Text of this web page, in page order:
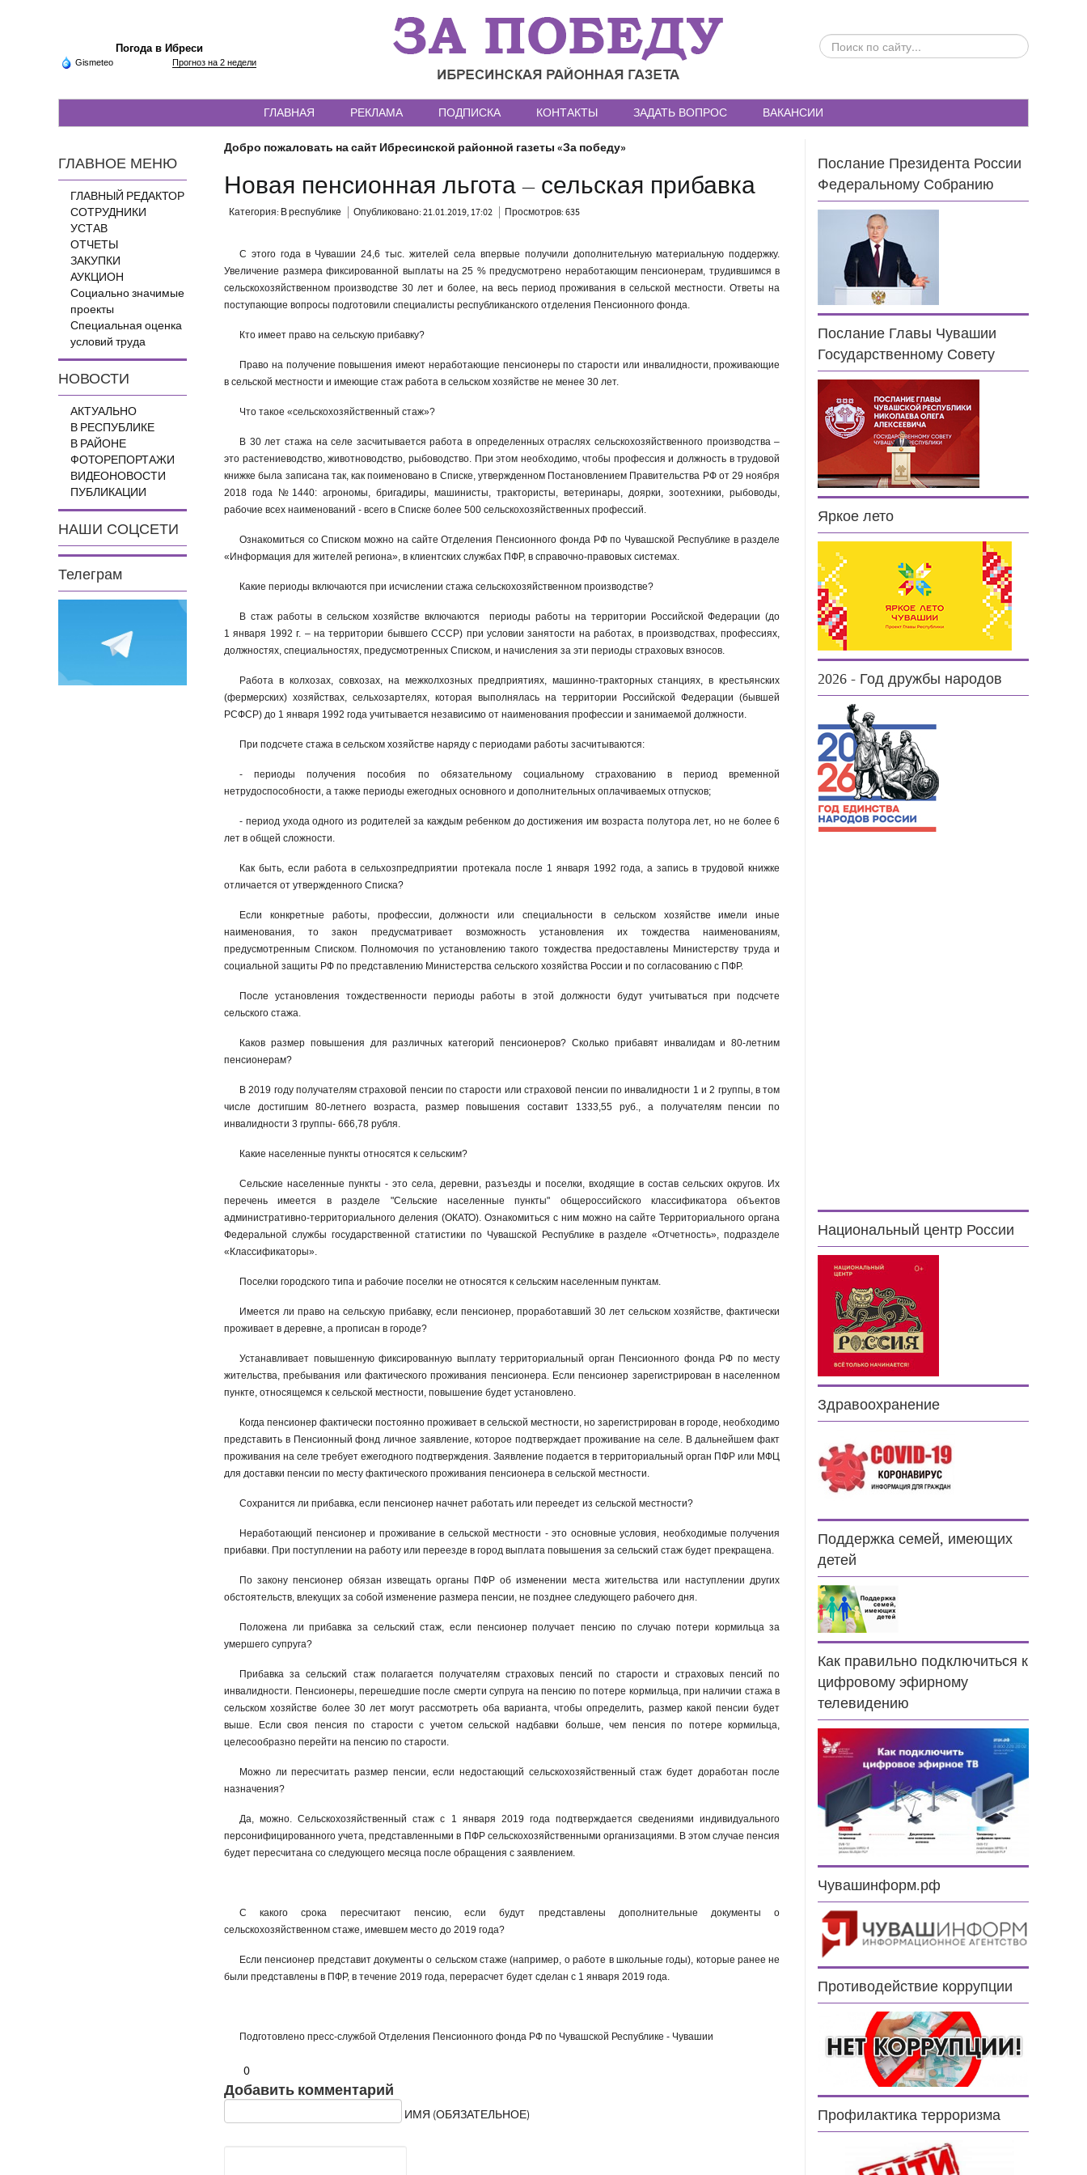
Погода в Ибреси
Gismeteo Прогноз на 2 недели
ПОИСК
ПО
ГЛАВНАЯ РЕКЛАМА ПОДПИСКА КОНТАКТЫ ЗАДАТЬ ВОПРОС ВАКАНСИИ
ГЛАВНОЕ МЕНЮ
ГЛАВНЫЙ РЕДАКТОР
СОТРУДНИКИ
УСТАВ
ОТЧЕТЫ
ЗАКУПКИ
АУКЦИОН
Социально значимые
проекты
Специальная оценка
условий труда
НОВОСТИ
АКТУАЛЬНО
В РЕСПУБЛИКЕ
В РАЙОНЕ
ФОТОРЕПОРТАЖИ
ВИДЕОНОВОСТИ
ПУБЛИКАЦИИ
НАШИ СОЦСЕТИ
Телеграм
Добро пожаловать на сайт Ибресинской районной газеты «За победу»
Новая пенсионная льгота – сельская прибавка
Категория: В республике Опубликовано: 21.01.2019, 17:02 Просмотров: 635
С этого года в Чувашии 24,6 тыс. жителей села впервые получили дополнительную материальную поддержку.
Увеличение размера фиксированной выплаты на 25 % предусмотрено неработающим пенсионерам, трудившимся в
сельскохозяйственном производстве 30 лет и более, на весь период проживания в сельской местности. Ответы на
поступающие вопросы подготовили специалисты республиканского отделения Пенсионного фонда.
Кто имеет право на сельскую прибавку?
Право на получение повышения имеют неработающие пенсионеры по старости или инвалидности, проживающие
в сельской местности и имеющие стаж работа в сельском хозяйстве не менее 30 лет.
Что такое «сельскохозяйственный стаж»?
В 30 лет стажа на селе засчитывается работа в определенных отраслях сельскохозяйственного производства –
это растениеводство, животноводство, рыбоводство. При этом необходимо, чтобы профессия и должность в трудовой
книжке была записана так, как поименовано в Списке, утвержденном Постановлением Правительства РФ от 29 ноября
2018 года №1440: агрономы, бригадиры, машинисты, трактористы, ветеринары, доярки, зоотехники, рыбоводы,
рабочие всех наименований - всего в Списке более 500 сельскохозяйственных профессий.
Ознакомиться со Списком можно на сайте Отделения Пенсионного фонда РФ по Чувашской Республике в разделе
«Информация для жителей региона», в клиентских службах ПФР, в справочно-правовых системах.
Какие периоды включаются при исчислении стажа сельскохозяйственном производстве?
В стаж работы в сельском хозяйстве включаются периоды работы на территории Российской Федерации (до
1 января 1992 г. – на территории бывшего СССР) при условии занятости на работах, в производствах, профессиях,
должностях, специальностях, предусмотренных Списком, и начисления за эти периоды страховых взносов.
Работа в колхозах, совхозах, на межколхозных предприятиях, машинно-тракторных станциях, в крестьянских
(фермерских) хозяйствах, сельхозартелях, которая выполнялась на территории Российской Федерации (бывшей
РСФСР) до 1 января 1992 года учитывается независимо от наименования профессии и занимаемой должности.
При подсчете стажа в сельском хозяйстве наряду с периодами работы засчитываются:
- периоды получения пособия по обязательному социальному страхованию в период временной
нетрудоспособности, а также периоды ежегодных основного и дополнительных оплачиваемых отпусков;
- период ухода одного из родителей за каждым ребенком до достижения им возраста полутора лет, но не более 6
лет в общей сложности.
Как быть, если работа в сельхозпредприятии протекала после 1 января 1992 года, а запись в трудовой книжке
отличается от утвержденного Списка?
Если конкретные работы, профессии, должности или специальности в сельском хозяйстве имели иные
наименования, то закон предусматривает возможность установления их тождества наименованиям,
предусмотренным Списком. Полномочия по установлению такого тождества предоставлены Министерству труда и
социальной защиты РФ по представлению Министерства сельского хозяйства России и по согласованию с ПФР.
После установления тождественности периоды работы в этой должности будут учитываться при подсчете
сельского стажа.
Каков размер повышения для различных категорий пенсионеров? Сколько прибавят инвалидам и 80-летним
пенсионерам?
В 2019 году получателям страховой пенсии по старости или страховой пенсии по инвалидности 1 и 2 группы, в том
числе достигшим 80-летнего возраста, размер повышения составит 1333,55 руб., а получателям пенсии по
инвалидности 3 группы- 666,78 рубля.
Какие населенные пункты относятся к сельским?
Сельские населенные пункты - это села, деревни, разъезды и поселки, входящие в состав сельских округов. Их
перечень имеется в разделе "Сельские населенные пункты" общероссийского классификатора объектов
административно-территориального деления (ОКАТО). Ознакомиться с ним можно на сайте Территориального органа
Федеральной службы государственной статистики по Чувашской Республике в разделе «Отчетность», подразделе
«Классификаторы».
Поселки городского типа и рабочие поселки не относятся к сельским населенным пунктам.
Имеется ли право на сельскую прибавку, если пенсионер, проработавший 30 лет сельском хозяйстве, фактически
проживает в деревне, а прописан в городе?
Устанавливает повышенную фиксированную выплату территориальный орган Пенсионного фонда РФ по месту
жительства, пребывания или фактического проживания пенсионера. Если пенсионер зарегистрирован в населенном
пункте, относящемся к сельской местности, повышение будет установлено.
Когда пенсионер фактически постоянно проживает в сельской местности, но зарегистрирован в городе, необходимо
представить в Пенсионный фонд личное заявление, которое подтверждает проживание на селе. В дальнейшем факт
проживания на селе требует ежегодного подтверждения. Заявление подается в территориальный орган ПФР или МФЦ
для доставки пенсии по месту фактического проживания пенсионера в сельской местности.
Сохранится ли прибавка, если пенсионер начнет работать или переедет из сельской местности?
Неработающий пенсионер и проживание в сельской местности - это основные условия, необходимые получения
прибавки. При поступлении на работу или переезде в город выплата повышения за сельский стаж будет прекращена.
По закону пенсионер обязан извещать органы ПФР об изменении места жительства или наступлении других
обстоятельств, влекущих за собой изменение размера пенсии, не позднее следующего рабочего дня.
Положена ли прибавка за сельский стаж, если пенсионер получает пенсию по случаю потери кормильца за
умершего супруга?
Прибавка за сельский стаж полагается получателям страховых пенсий по старости и страховых пенсий по
инвалидности. Пенсионеры, перешедшие после смерти супруга на пенсию по потере кормильца, при наличии стажа в
сельском хозяйстве более 30 лет могут рассмотреть оба варианта, чтобы определить, размер какой пенсии будет
выше. Если своя пенсия по старости с учетом сельской надбавки больше, чем пенсия по потере кормильца,
целесообразно перейти на пенсию по старости.
Можно ли пересчитать размер пенсии, если недостающий сельскохозяйственный стаж будет доработан после
назначения?
Да, можно. Сельскохозяйственный стаж с 1 января 2019 года подтверждается сведениями индивидуального
персонифицированного учета, представленными в ПФР сельскохозяйственными организациями. В этом случае пенсия
будет пересчитана со следующего месяца после обращения с заявлением.
С какого срока пересчитают пенсию, если будут представлены дополнительные документы о
сельскохозяйственном стаже, имевшем место до 2019 года?
Если пенсионер представит документы о сельском стаже (например, о работе в школьные годы), которые ранее не
были представлены в ПФР, в течение 2019 года, перерасчет будет сделан с 1 января 2019 года.
Подготовлено пресс-службой Отделения Пенсионного фонда РФпо Чувашской Республике - Чувашии
0
Добавить комментарий
ИМЯ (ОБЯЗАТЕЛЬНОЕ)
Послание Президента России
Федеральному Собранию
Послание Главы Чувашии
Государственному Совету
Яркое лето
2026 - Год дружбы народов
Национальный центр России
Здравоохранение
Поддержка семей, имеющих
детей
Как правильно подключиться к
цифровому эфирному
телевидению
Чувашинформ.рф
Противодействие коррупции
Профилактика терроризма